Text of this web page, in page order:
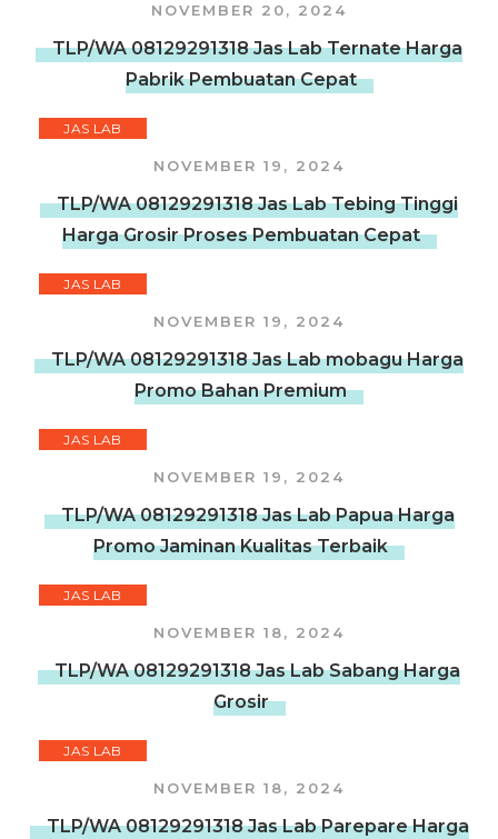
NOVEMBER 20, 2024
TLP/WA 08129291318 Jas Lab Ternate Harga
Pabrik Pembuatan Cepat
JAS LAB
NOVEMBER 19, 2024
TLP/WA 08129291318 Jas Lab Tebing Tinggi
Harga Grosir Proses Pembuatan Cepat
JAS LAB
NOVEMBER 19, 2024
TLP/WA 08129291318 Jas Lab mobagu Harga
Promo Bahan Premium
JAS LAB
NOVEMBER 19, 2024
TLP/WA 08129291318 Jas Lab Papua Harga
Promo Jaminan Kualitas Terbaik
JAS LAB
NOVEMBER 18, 2024
TLP/WA 08129291318 Jas Lab Sabang Harga
Grosir
JAS LAB
NOVEMBER 18, 2024
TLP/WA 08129291318 Jas Lab Parepare Harga